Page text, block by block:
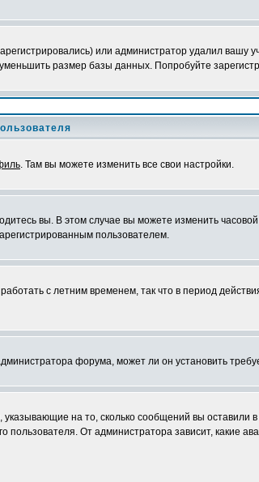
или администратор удалил вашу
размер базы данных. Попробуйте
. Там вы можете изменить все свои настройки.
вы. В этом случае вы можете изменить
пользователем.
с летним временем, так что в период
форума, может ли он установить
на то, сколько сообщений вы
От администратора зависит, какие